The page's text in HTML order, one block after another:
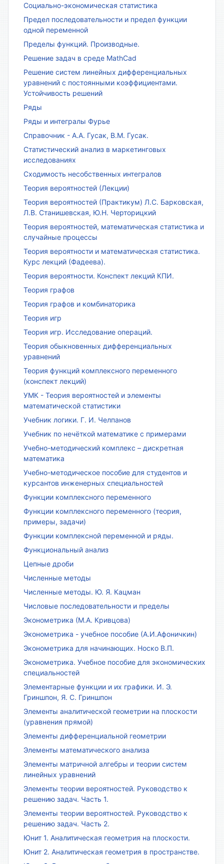
Социально-экономическая статистика
Предел последовательности и предел функции
одной переменной
Пределы функций. Производные.
Решение задач в среде MathCad
Решение систем линейных дифференциальных
уравнений с постоянными коэффициентами.
Устойчивость решений
Ряды
Ряды и интегралы Фурье
Справочник - А.А. Гусак, В.М. Гусак.
Статистический анализ в маркетинговых
исследованиях
Сходимость несобственных интегралов
Теория вероятностей (Лекции)
Теория вероятностей (Практикум) Л.С. Барковская,
Л.В. Станишевская, Ю.Н. Черторицкий
Теория вероятностей, математическая статистика и
случайные процессы
Теория вероятности и математическая статистика.
Курс лекций (Фадеева).
Теория вероятности. Конспект лекций КПИ.
Теория графов
Теория графов и комбинаторика
Теория игр
Теория игр. Исследование операций.
Теория обыкновенных дифференциальных
уравнений
Теория функций комплексного переменного
(конспект лекций)
УМК - Теория вероятностей и элементы
математической статистики
Учебник логики. Г. И. Челпанов
Учебник по нечёткой математике с примерами
Учебно-методический комплекс – дискретная
математика
Учебно-методическое пособие для студентов и
курсантов инженерных специальностей
Функции комплексного переменного
Функции комплексного переменного (теория,
примеры, задачи)
Функции комплексной переменной и ряды.
Функциональный анализ
Цепные дроби
Численные методы
Численные методы. Ю. Я. Кацман
Числовые последовательности и пределы
Эконометрика (М.А. Кривцова)
Эконометрика - учебное пособие (А.И.Афоничкин)
Эконометрика для начинающих. Носко В.П.
Эконометрика. Учебное пособие для экономических
специальностей
Элементарные функции и их графики. И. Э.
Гриншпон, Я. С. Гриншпон
Элементы аналитической геометрии на плоскости
(уравнения прямой)
Элементы дифференциальной геометрии
Элементы математического анализа
Элементы матричной алгебры и теории систем
линейных уравнений
Элементы теории вероятностей. Руководство к
решению задач. Часть 1.
Элементы теории вероятностей. Руководство к
решению задач. Часть 2.
Юнит 1. Аналитическая геометрия на плоскости.
Юнит 2. Аналитическая геометрия в пространстве.